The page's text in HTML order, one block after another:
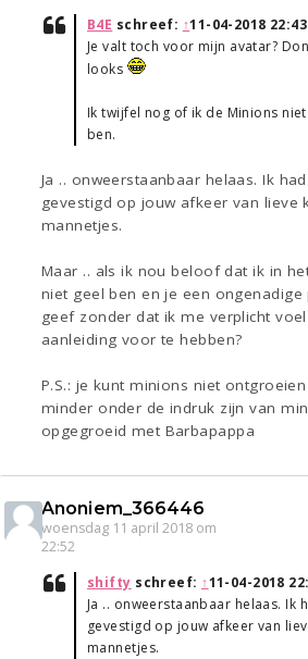
B4E schreef: ↑11-04-2018 22:43
Je valt toch voor mijn avatar?
looks
Ik twijfel nog of ik de Minions
ben.
Ja .. onweerstaanbaar helaas. Ik
gevestigd op jouw afkeer van lieve
mannetjes.
Maar .. als ik nou beloof dat ik in
niet geel ben en je een ongenadige
geef zonder dat ik me verplicht
aanleiding voor te hebben?
P.S.: je kunt minions niet
minder onder de indruk zijn van
opgegroeid met Barbapappa
Anoniem_366446
woensdag 11 april 2018 om
22:52
shifty schreef: ↑11-04-2018
Ja .. onweerstaanbaar helaas. Ik
gevestigd op jouw afkeer van
mannetjes.